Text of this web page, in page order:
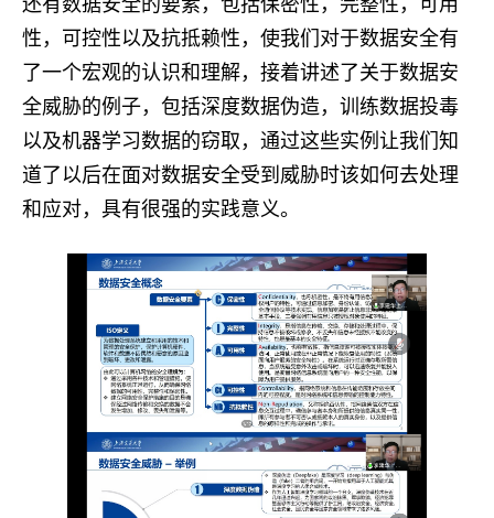
还有数据安全的要素，包括保密性，完整性，可用
性，可控性以及抗抵赖性，使我们对于数据安全有
了一个宏观的认识和理解，接着讲述了关于数据安
全威胁的例子，包括深度数据伪造，训练数据投毒
以及机器学习数据的窃取，通过这些实例让我们知
道了以后在面对数据安全受到威胁时该如何去处理
和应对，具有很强的实践意义。